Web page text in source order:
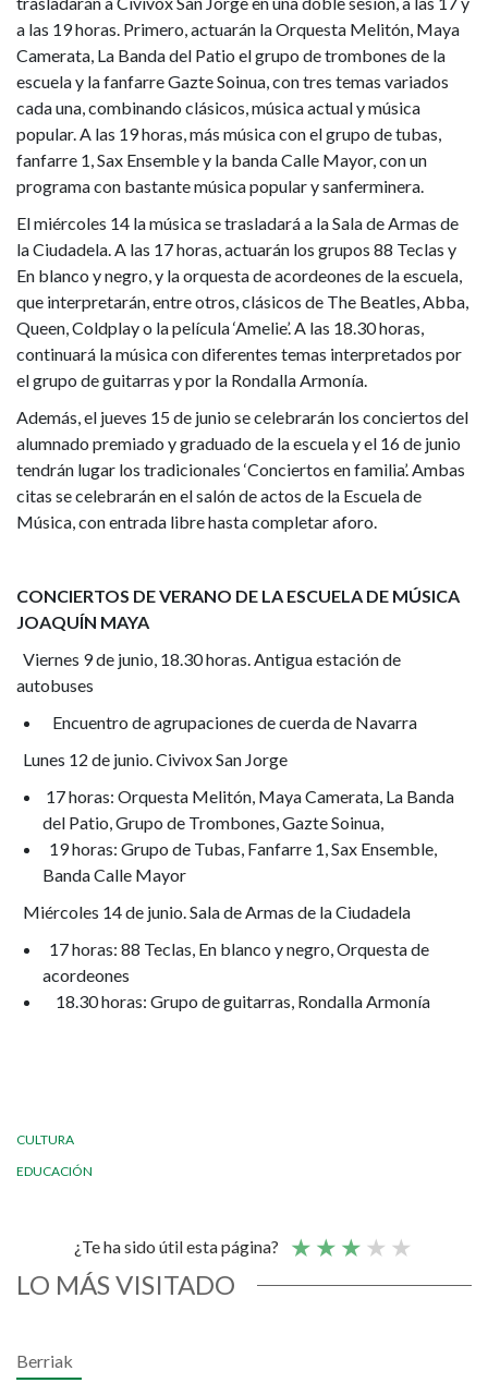
a las 19 horas. Primero, actuarán la Orquesta Melitón, Maya
Camerata, La Banda del Patio el grupo de trombones de la
escuela y la fanfarre Gazte Soinua, con tres temas variados
cada una, combinando clásicos, música actual y música
popular. A las 19 horas, más música con el grupo de tubas,
fanfarre 1, Sax Ensemble y la banda Calle Mayor, con un
programa con bastante música popular y sanferminera.
El miércoles 14 la música se trasladará a la Sala de Armas de
la Ciudadela. A las 17 horas, actuarán los grupos 88 Teclas y
En blanco y negro, y la orquesta de acordeones de la escuela,
que interpretarán, entre otros, clásicos de The Beatles, Abba,
Queen, Coldplay o la película ‘Amelie’. A las 18.30 horas,
continuará la música con diferentes temas interpretados por
el grupo de guitarras y por la Rondalla Armonía.
Además, el jueves 15 de junio se celebrarán los conciertos del
alumnado premiado y graduado de la escuela y el 16 de junio
tendrán lugar los tradicionales ‘Conciertos en familia’. Ambas
citas se celebrarán en el salón de actos de la Escuela de
Música, con entrada libre hasta completar aforo.
CONCIERTOS DE VERANO DE LA ESCUELA DE MÚSICA
JOAQUÍN MAYA
Viernes 9 de junio, 18.30 horas. Antigua estación de
autobuses
Encuentro de agrupaciones de cuerda de Navarra
Lunes 12 de junio. Civivox San Jorge
17 horas: Orquesta Melitón, Maya Camerata, La Banda
del Patio, Grupo de Trombones, Gazte Soinua,
19 horas: Grupo de Tubas, Fanfarre 1, Sax Ensemble,
Banda Calle Mayor
Miércoles 14 de junio. Sala de Armas de la Ciudadela
17 horas: 88 Teclas, En blanco y negro, Orquesta de
acordeones
18.30 horas: Grupo de guitarras, Rondalla Armonía
CULTURA
EDUCACIÓN
¿Te ha sido útil esta página?
LO MÁS VISITADO
Berriak